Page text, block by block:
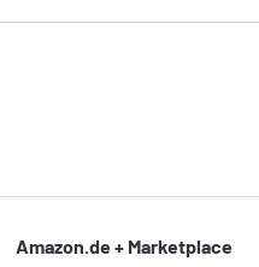
Amazon.de + Marketplace